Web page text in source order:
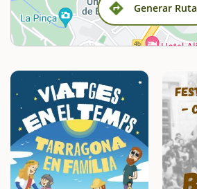
Generar Ruta